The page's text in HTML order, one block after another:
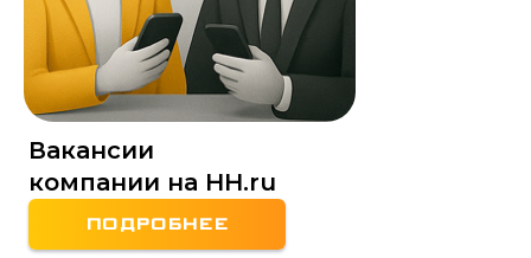
частью
команды
профессионалов
сфере
производства
из
металла.
Вакансии
производстве
Вакансии
компании на HH.ru
ПОДРОБНЕЕ